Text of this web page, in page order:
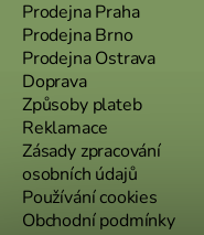
Prodejna Praha
Prodejna Brno
Prodejna Ostrava
Doprava
Způsoby plateb
Reklamace
Zásady zpracování
osobních údajů
Používání cookies
Obchodní podmínky